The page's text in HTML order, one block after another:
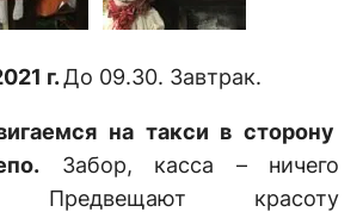
г.До 09.30. Завтрак.
на такси в сторону
Забор, касса – ничего
Предвещают красоту